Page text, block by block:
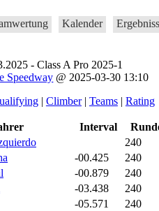
Kalender
- Class A Pro 2025-1
Speedway @ 2025-03-30 13:10
| Climber| Teams| Rating
Interval
240
-00.425
240
-00.879
240
-03.438
240
-05.571
240